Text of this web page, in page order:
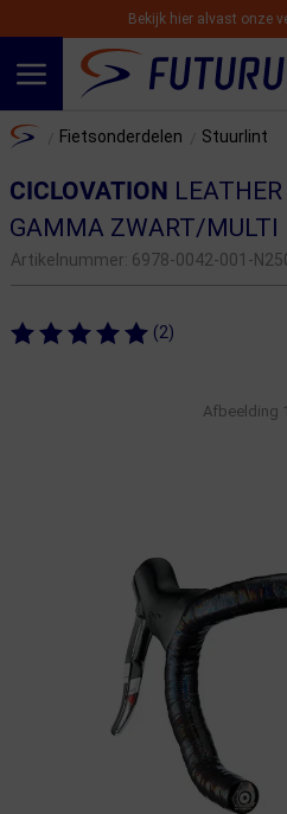
Bekijk hier alvast onze
Home Fietsonderdelen Stuurlint
CICLOVATION
GAMMA ZWART/MULTI
Artikelnummer: 6978-0042-001-
(2)
Afbeelding 1